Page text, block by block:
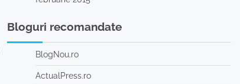
Bloguri recomandate
BlogNou.ro
ActualPress.ro